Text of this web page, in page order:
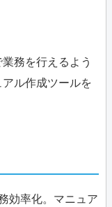
務を行えるよう
ル作成ツールを
効率化。マニュア